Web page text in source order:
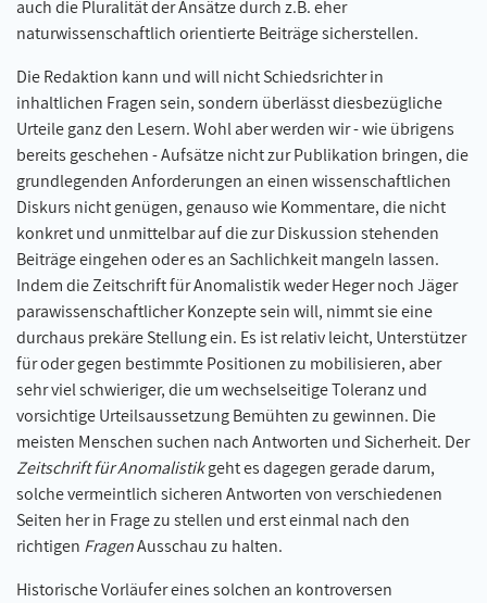
auch die Pluralität der Ansätze durch z.B. eher
naturwissenschaftlich orientierte Beiträge sicherstellen.
Die Redaktion kann und will nicht Schiedsrichter in
inhaltlichen Fragen sein, sondern überlässt diesbezügliche
Urteile ganz den Lesern. Wohl aber werden wir - wie übrigens
bereits geschehen - Aufsätze nicht zur Publikation bringen, die
grundlegenden Anforderungen an einen wissenschaftlichen
Diskurs nicht genügen, genauso wie Kommentare, die nicht
konkret und unmittelbar auf die zur Diskussion stehenden
Beiträge eingehen oder es an Sachlichkeit mangeln lassen.
Indem die Zeitschrift für Anomalistik weder Heger noch Jäger
parawissenschaftlicher Konzepte sein will, nimmt sie eine
durchaus prekäre Stellung ein. Es ist relativ leicht, Unterstützer
für oder gegen bestimmte Positionen zu mobilisieren, aber
sehr viel schwieriger, die um wechselseitige Toleranz und
vorsichtige Urteilsaussetzung Bemühten zu gewinnen. Die
meisten Menschen suchen nach Antworten und Sicherheit. Der
Zeitschrift für Anomalistikgeht es dagegen gerade darum,
solche vermeintlich sicheren Antworten von verschiedenen
Seiten her in Frage zu stellen und erst einmal nach den
richtigen FragenAusschau zu halten.
Historische Vorläufer eines solchen an kontroversen